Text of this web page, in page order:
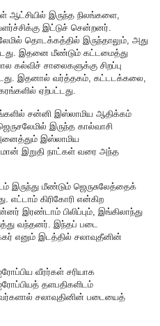
ஆட்சியில் இருந்த நிலங்களை,
இட்டுச் சென்றனர்.
தொடக்கத்தில் இருந்தாலும், அது
இதனை மீண்டும் கட்டமைத்து
கல்விச் சாலைகளுக்கு சிறப்பு
இதனால் வர்த்தகம், கட்டடக்கலை,
ஏற்பட்டது.
சன்னி இஸ்லாமிய ஆதிக்கம்
இருந்த கால்வாசி
இஸ்லாமிய
இறுதி நாட்கள் வரை அந்த
இருந்து மீண்டும் ஜெருசுலேத்தைக்
எட்டாம் கிரிகோரி என்கிற
இரண்டாம் பிலிப்பும், இங்கிலாந்து
வந்தனர். இந்தப் படை
எனும் இடத்தில் சலாவுதீனின்
வீரர்கள் சரியாக
தளபதிகளிடம்
சலாவுதினின் படையைத்